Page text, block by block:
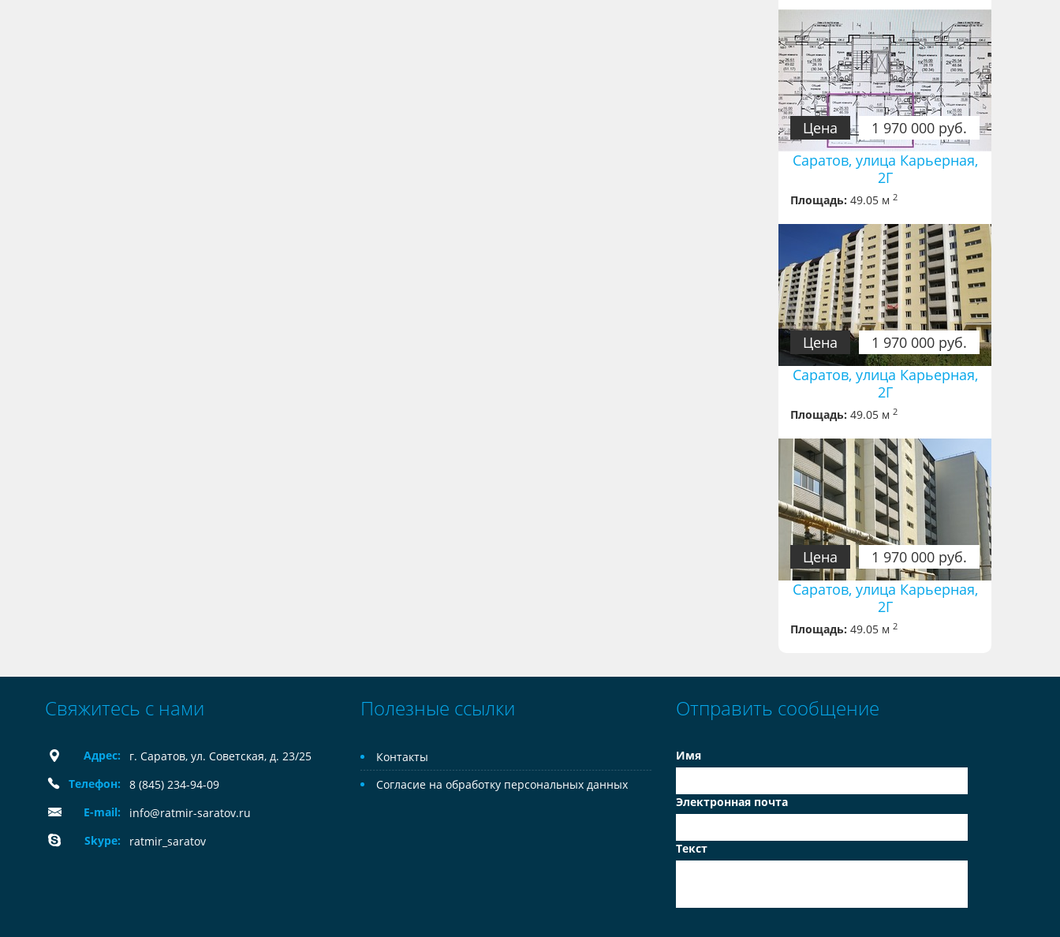
1 970 000 руб.
Цена
Саратов, улица Карьерная,
2Г
Площадь: 49.05 м 2
1 970 000 руб.
Цена
Саратов, улица Карьерная,
2Г
Площадь: 49.05 м 2
1 970 000 руб.
Цена
Саратов, улица Карьерная,
2Г
Площадь: 49.05 м 2
Свяжитесь с нами
Адрес:
г. Саратов, ул. Советская, д. 23/25
Телефон:
8 (845) 234-94-09
E-mail:
info@ratmir-saratov.ru
Skype:
ratmir_saratov
Полезные ссылки
Контакты
Согласие на обработку персональных данных
Отправить сообщение
Имя
Электронная почта
Текст